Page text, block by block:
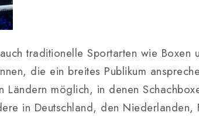
traditionelle Sportarten wie Boxen
die ein breites Publikum
Ländern möglich, in denen
in Deutschland, den Niederlanden,